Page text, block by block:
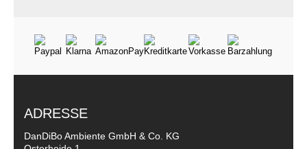
ADRESSE
DanDiBo Ambiente GmbH & Co. KG